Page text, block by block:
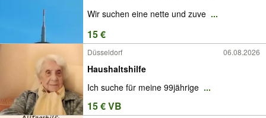
Wir suchen eine nette und zuve ...
15 €
Düsseldorf 06.08.2026
Haushaltshilfe
Ich suche für meine 99jährige ...
15 € VB